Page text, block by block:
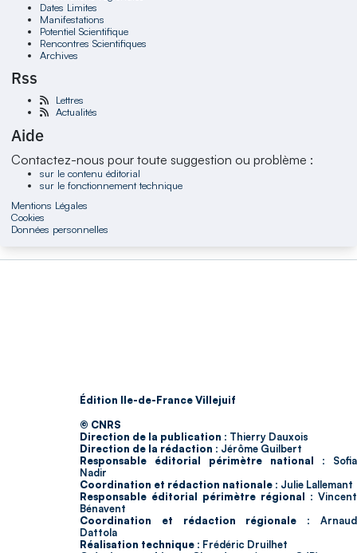
Dates Limites
Manifestations
Potentiel Scientifique
Rencontres Scientifiques
Archives
Rss
Lettres
Actualités
Aide
Contactez-nous pour toute suggestion ou problème :
sur le contenu éditorial
sur le fonctionnement technique
Mentions Légales
Cookies
Données personnelles
Édition Ile-de-France Villejuif
© CNRS
Direction de la publication : Thierry Dauxois
Direction de la rédaction : Jérôme Guilbert
Responsable éditorial périmètre national : Sofia
Nadir
Coordination et rédaction nationale : Julie Lallemant
Responsable éditorial périmètre régional : Vincent
Bénavent
Coordination et rédaction régionale : Arnaud
Dattola
Réalisation technique : Frédéric Druilhet